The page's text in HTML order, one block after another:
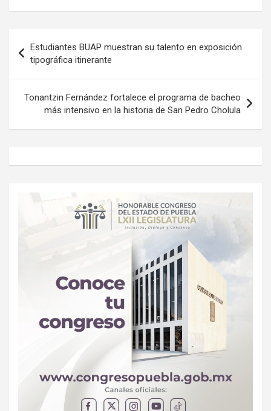
de
entradas
Estudiantes BUAP muestran su talento en exposición
tipográfica itinerante
Tonantzin Fernández fortalece el programa de bacheo
más intensivo en la historia de San Pedro Cholula